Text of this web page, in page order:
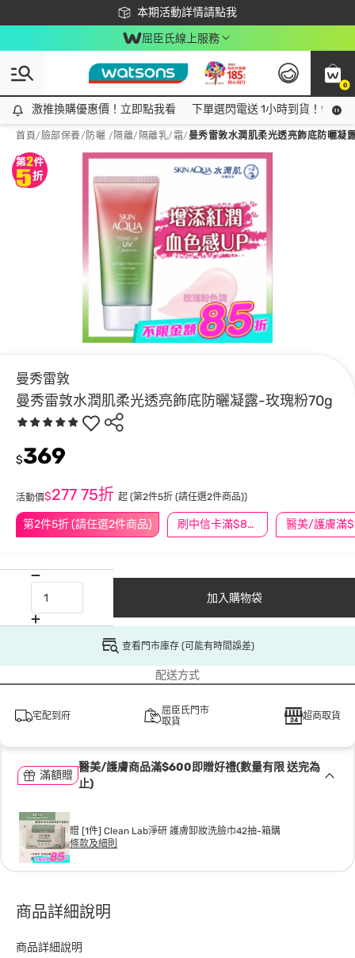
本期活動詳情請點我
下載app最高回饋$350
屈臣氏線上服務
0
激推換購優惠價！立即點我看
激推換購優惠價！立即點我看 下單選閃電送 1小時到貨！領神
首頁/臉部保養/ 防曬 /隔離/ 隔離乳/霜/曼秀雷敦水潤肌柔光透亮飾底防曬凝
曼秀雷敦
曼秀雷敦水潤肌柔光透亮飾底防曬凝露-玫瑰粉70g
第2件5折 (請任選2件商品) 刷中信卡滿$888送3萬點
$369
活動價$277 75折 起 (第2件5折 (請任選2件商品))
加入購物袋
查看門市庫存 (可能有時間誤差)
配送方式
宅配到府
屈臣氏門市
取貨
超商取貨
滿額贈
醫美/護膚商品滿$600即贈好禮(數量有限 送完為
止)
贈 [1件] Clean Lab淨研 護膚卸妝洗臉巾42抽-箱購
條款及細則
商品詳細說明
商品詳細說明